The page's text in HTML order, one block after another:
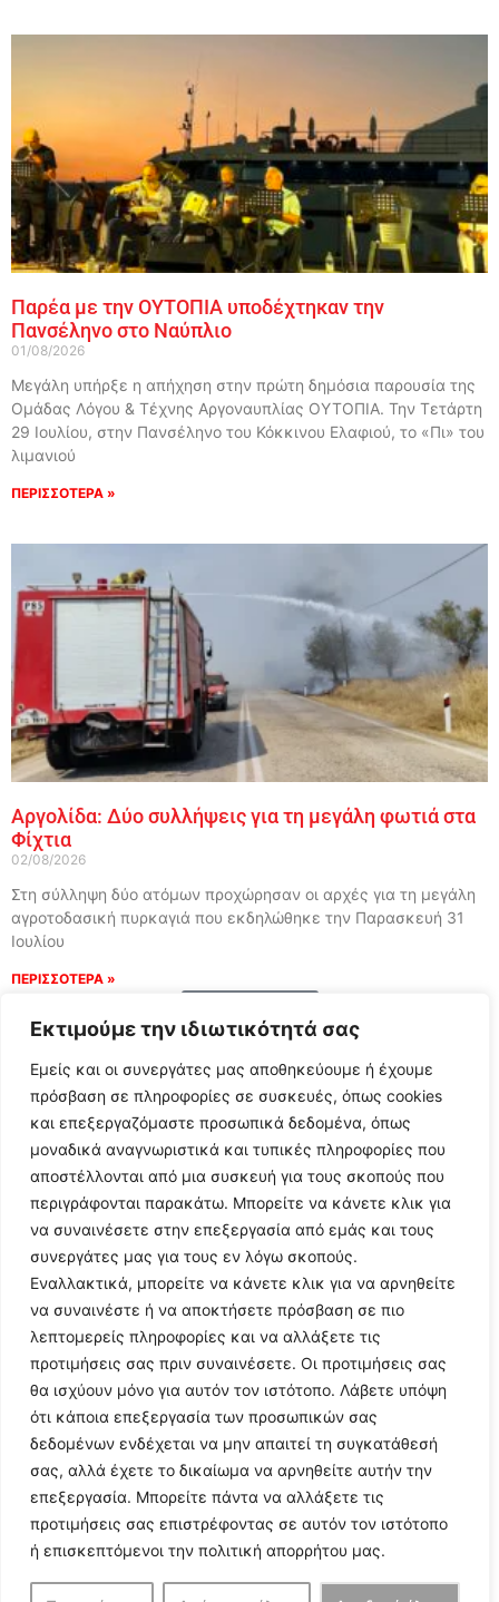
Εκτιμούμε την ιδιωτικότητά σας
Εμείς και οι συνεργάτες μας αποθηκεύουμε ή έχουμε
πρόσβαση σε πληροφορίες σε συσκευές, όπως cookies
και επεξεργαζόμαστε προσωπικά δεδομένα, όπως
μοναδικά αναγνωριστικά και τυπικές πληροφορίες που
αποστέλλονται από μια συσκευή για τους σκοπούς που
περιγράφονται παρακάτω. Μπορείτε να κάνετε κλικ για
να συναινέσετε στην επεξεργασία από εμάς και τους
συνεργάτες μας για τους εν λόγω σκοπούς.
Εναλλακτικά, μπορείτε να κάνετε κλικ για να αρνηθείτε
να συναινέστε ή να αποκτήσετε πρόσβαση σε πιο
λεπτομερείς πληροφορίες και να αλλάξετε τις
προτιμήσεις σας πριν συναινέσετε. Οι προτιμήσεις σας
θα ισχύουν μόνο για αυτόν τον ιστότοπο. Λάβετε υπόψη
ότι κάποια επεξεργασία των προσωπικών σας
δεδομένων ενδέχεται να μην απαιτεί τη συγκατάθεσή
σας, αλλά έχετε το δικαίωμα να αρνηθείτε αυτήν την
επεξεργασία. Μπορείτε πάντα να αλλάξετε τις
προτιμήσεις σας επιστρέφοντας σε αυτόν τον ιστότοπο
ή επισκεπτόμενοι την πολιτική απορρήτου μας.
Παρέα με την ΟΥΤΟΠΙΑ υποδέχτηκαν την
Πανσέληνο στο Ναύπλιο
01/08/2026
Μεγάλη υπήρξε η απήχηση στην πρώτη δημόσια παρουσία της
Ομάδας Λόγου & Τέχνης Αργοναυπλίας ΟΥΤΟΠΙΑ. Την Τετάρτη
29 Ιουλίου, στην Πανσέληνο του Κόκκινου Ελαφιού, το «Πι» του
λιμανιού
ΠΕΡΙΣΣΟΤΕΡΑ »
Αργολίδα: Δύο συλλήψεις για τη μεγάλη φωτιά στα
Φίχτια
02/08/2026
Στη σύλληψη δύο ατόμων προχώρησαν οι αρχές για τη μεγάλη
αγροτοδασική πυρκαγιά που εκδηλώθηκε την Παρασκευή 31
Ιουλίου
ΠΕΡΙΣΣΟΤΕΡΑ »
Follow Us
© 2024 All Rights Reserved
Η ιστοσελίδαargolikianaptiksi.grείναι πιστοποιημένη στο
ηλεκτρονικό Μητρώο Ηλεκτρονικού Τύπου της ΓΓ Επικοινωνίας
και Ενημέρωσης (Αριθμός ΜΗΤ242062)